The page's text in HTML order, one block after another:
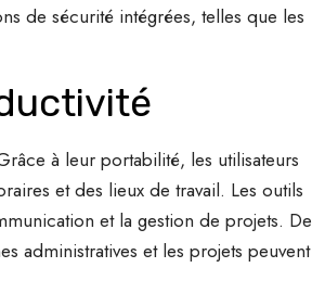
de sécurité intégrées, telles que les
à leur portabilité, les utilisateurs
et des lieux de travail. Les outils
et la gestion de projets. De
administratives et les projets peuvent